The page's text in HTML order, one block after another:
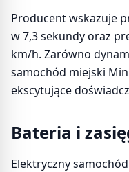
Producent wskazuje
w 7,3 sekundy oraz
km/h. Zarówno
samochód miejski
ekscytujące
Bateria i
Elektryczny